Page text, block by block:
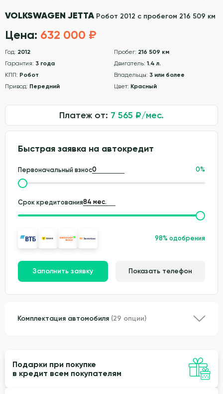
VOLKSWAGEN JETTA Робот 2012 с пробегом 216 509 км
Цена: 632 000 ₽
Год: 2012 Пробег: 216 509 км
Гарантия: 3 года Двигатель: 1.4 л.
КПП: Робот Владельцы: 3 или более
Привод: Передний Цвет: Красный
Платеж от: 7 565 ₽/мес.
Быстрая заявка на автокредит
Первоначальный взнос 0%
Срок кредитования
98% одобрения
Заполнить заявку Показать телефон
Комплектация автомобиля (29 опции)
Подарки при покупке
в кредит всем покупателям